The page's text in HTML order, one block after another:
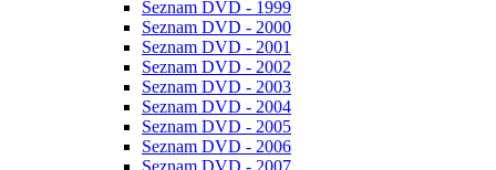
Seznam DVD - 1999
Seznam DVD - 2000
Seznam DVD - 2001
Seznam DVD - 2002
Seznam DVD - 2003
Seznam DVD - 2004
Seznam DVD - 2005
Seznam DVD - 2006
Seznam DVD - 2007